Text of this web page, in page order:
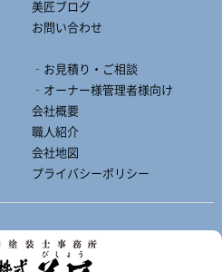
美匠ブログ
お問い合わせ
‐お見積り・ご相談
‐オーナー様管理者様向け
会社概要
職人紹介
会社地図
プライバシーポリシー